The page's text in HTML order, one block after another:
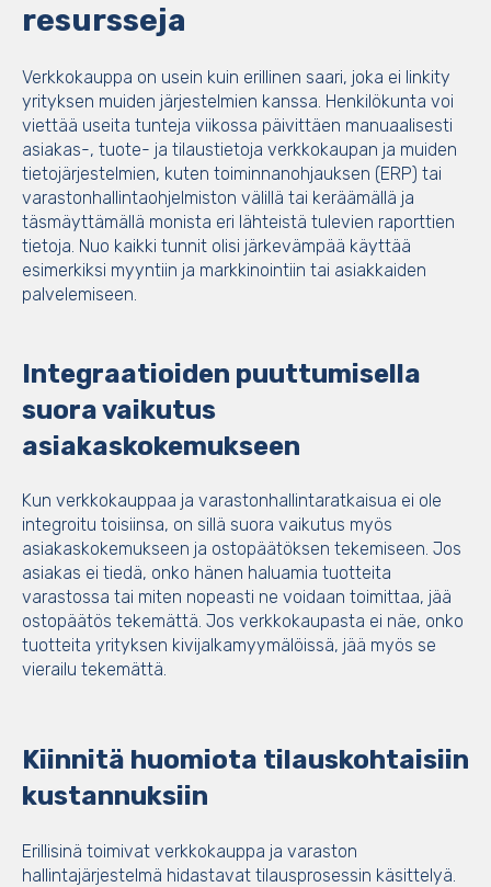
resursseja
Verkkokauppa on usein kuin erillinen saari, joka ei linkity
yrityksen muiden järjestelmien kanssa. Henkilökunta voi
viettää useita tunteja viikossa päivittäen manuaalisesti
asiakas-, tuote- ja tilaustietoja verkkokaupan ja muiden
tietojärjestelmien, kuten toiminnanohjauksen (ERP) tai
varastonhallintaohjelmiston välillä tai keräämällä ja
täsmäyttämällä monista eri lähteistä tulevien raporttien
tietoja. Nuo kaikki tunnit olisi järkevämpää käyttää
esimerkiksi myyntiin ja markkinointiin tai asiakkaiden
palvelemiseen.
Integraatioiden puuttumisella
suora vaikutus
asiakaskokemukseen
Kun verkkokauppaa ja varastonhallintaratkaisua ei ole
integroitu toisiinsa, on sillä suora vaikutus myös
asiakaskokemukseen ja ostopäätöksen tekemiseen. Jos
asiakas ei tiedä, onko hänen haluamia tuotteita
varastossa tai miten nopeasti ne voidaan toimittaa, jää
ostopäätös tekemättä. Jos verkkokaupasta ei näe, onko
tuotteita yrityksen kivijalkamyymälöissä, jää myös se
vierailu tekemättä.
Kiinnitä huomiota tilauskohtaisiin
kustannuksiin
Erillisinä toimivat verkkokauppa ja varaston
hallintajärjestelmä hidastavat tilausprosessin käsittelyä.